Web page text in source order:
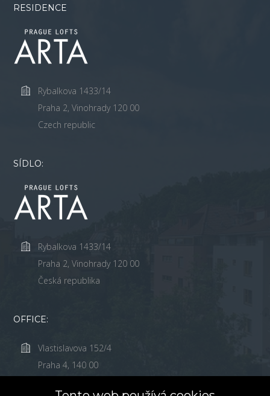
RESIDENCE
Rybalkova 1433/14
Praha 2, Vinohrady 120 00
Czech republic
SÍDLO:
Rybalkova 1433/14
Praha 2, Vinohrady 120 00
Česká republika
OFFICE:
Vlastislavova 152/4
Praha 4, 140 00